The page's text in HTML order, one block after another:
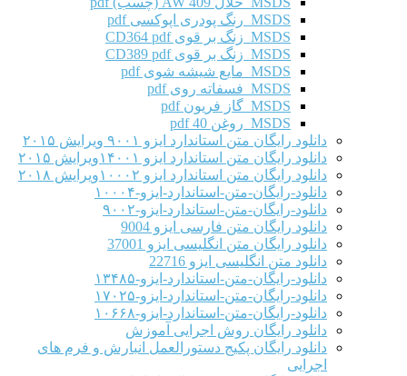
MSDS رنگ پودری اپوکسی pdf
MSDS زنگ بر قوی CD364 pdf
MSDS زنگ بر قوی CD389 pdf
MSDS مایع شیشه شوی pdf
MSDS فسفاته روی pdf
MSDS گاز فریون pdf
MSDS روغن 40 pdf
دانلود رایگان متن استاندارد ایزو ۹۰۰۱ ویرایش ۲۰۱۵
دانلود رایگان متن استاندارد ایزو ۱۴۰۰۱ویرایش ۲۰۱۵
دانلود رایگان متن استاندارد ایزو ۱۰۰۰۲ویرایش ۲۰۱۸
دانلود-رایگان-متن-استاندارد-ایزو-۱۰۰۰۴
دانلود-رایگان-متن-استاندارد-ایزو-۹۰۰۲
دانلود رایگان متن فارسی ایزو 9004
دانلود رایگان متن انگلیسی ایزو 37001
دانلود متن انگلیسی ایزو 22716
دانلود-رایگان-متن-استاندارد-ایزو-۱۳۴۸۵
دانلود-رایگان-متن-استاندارد-ایزو-۱۷۰۲۵
دانلود-رایگان-متن-استاندارد-ایزو-۱۰۶۶۸
دانلود رایگان روش اجرایی آموزش
دانلود رایگان پکیج دستورالعمل انبارش و فرم های
اجرایی